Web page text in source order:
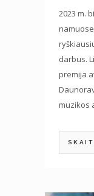
2023 m.
darbus.
premija
muzikos